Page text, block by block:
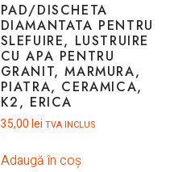
PAD/DISCHETA
DIAMANTATA PENTRU
SLEFUIRE, LUSTRUIRE
CU APA PENTRU
GRANIT, MARMURA,
PIATRA, CERAMICA,
K2, ERICA
35,00 lei TVA INCLUS
Adaugă în coș